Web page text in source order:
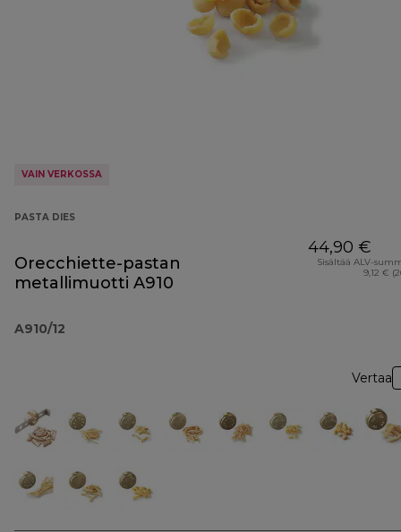
VAIN VERKOSSA
PASTA DIES
Orecchiette-pastan
metallimuotti A910
A910/12
44,90 €
Sisältää ALV-
9,12 €
Vertaa